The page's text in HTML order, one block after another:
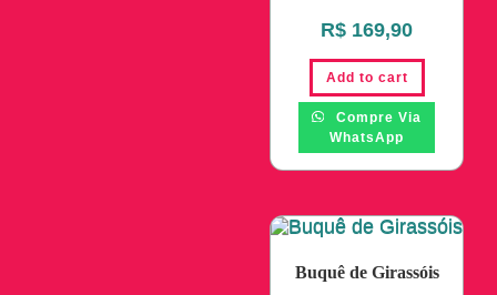
R$ 169,90
Add to cart
Compre Via
WhatsApp
Buquê de Girassóis